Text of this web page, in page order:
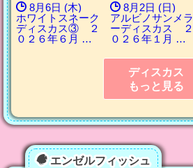
8月6日 (木)
ホワイトスネーク
ディスカス③ ２
０２６年６月 …
8月2日 (日)
アルビノサンメラ
ーディスカス ２
０２６年１月 …
ディスカス
もっと見る
エンゼルフィッシュ